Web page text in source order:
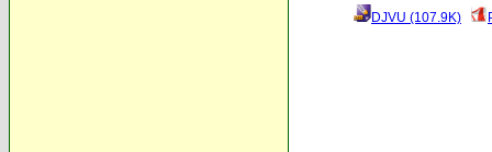
DJVU (107.9K)